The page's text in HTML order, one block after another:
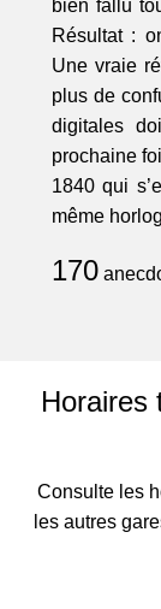
bien fallu
Résultat :
Une vraie
plus de
digitales
prochaine
1840 qui
même
170
Horaires
Consulte les
les autres